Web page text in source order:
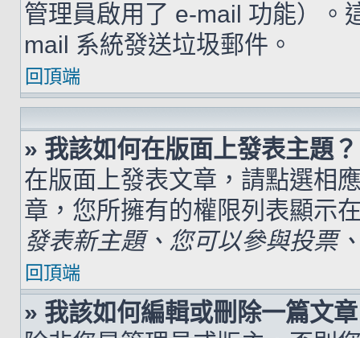
管理員啟用了 e-mail 功能）。
mail 系統發送垃圾郵件。
回頂端
» 我該如何在版面上發表主題？
在版面上發表文章，請點選相
章，您所擁有的權限列表顯示
發表新主題、您可以參與投票
回頂端
» 我該如何編輯或刪除一篇文